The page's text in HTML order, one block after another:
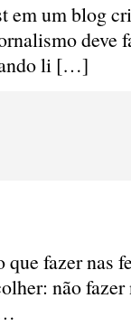
um blog
deve
li […]
fazer nas
não fazer